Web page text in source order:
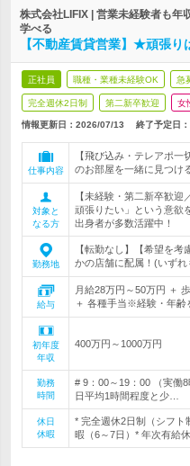
株式会社LIFIX | 営業未経験者も年
学べる
【不動産賃貸営業】★頑張
正社員 職種・業種未経験OK 急
完全週休2日制 第二新卒歓迎 女
情報更新日：2026/07/13 終了予定日：
仕事内容
【飛び込み・テレアポ
のお部屋を一緒に見つけ
対象と
なる方
【未経験・第二新卒歓
頑張りたい」という意欲
出身者が多数活躍中！
勤務地
【転勤なし】【希望を
かの店舗に配属！(いずれ
給与
月給28万円～50万円 ＋
＋ 各種手当※経験・年齢
初年度
年収
400万円～1000万円
勤務
時間
# 9：00～19：00 （実
日平均1時間程度と少…
休日
休暇
* 完全週休2日制（シフト
暇（6～7日）* 年次有給